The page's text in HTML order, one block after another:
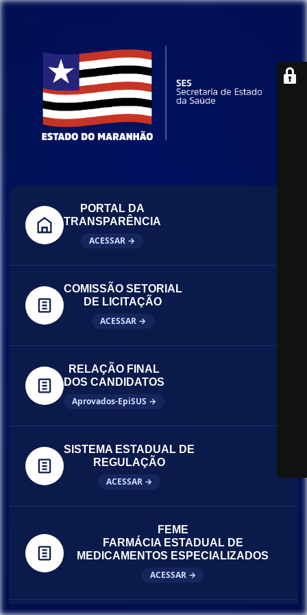
PORTAL DA
TRANSPARÊNCIA
ACESSAR →
COMISSÃO SETORIAL
DE LICITAÇÃO
ACESSAR →
RELAÇÃO FINAL
DOS CANDIDATOS
Aprovados-EpiSUS →
SISTEMA ESTADUAL DE
REGULAÇÃO
ACESSAR →
FEME
FARMÁCIA ESTADUAL DE
MEDICAMENTOS ESPECIALIZADOS
ACESSAR →